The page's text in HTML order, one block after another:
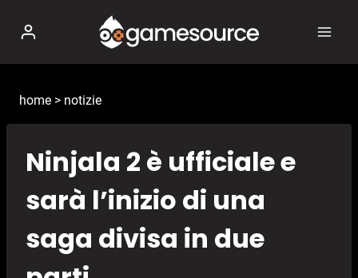
contenuto
home > notizie
Ninjala 2 è ufficiale e
sarà l’inizio di una
saga divisa in due